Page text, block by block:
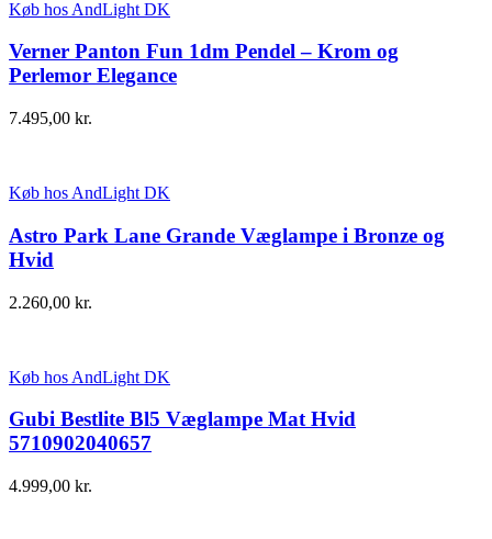
Køb hos AndLight DK
Verner Panton Fun 1dm Pendel – Krom og
Perlemor Elegance
7.495,00 kr.
Køb hos AndLight DK
Astro Park Lane Grande Væglampe i Bronze og
Hvid
2.260,00 kr.
Køb hos AndLight DK
Gubi Bestlite Bl5 Væglampe Mat Hvid
5710902040657
4.999,00 kr.